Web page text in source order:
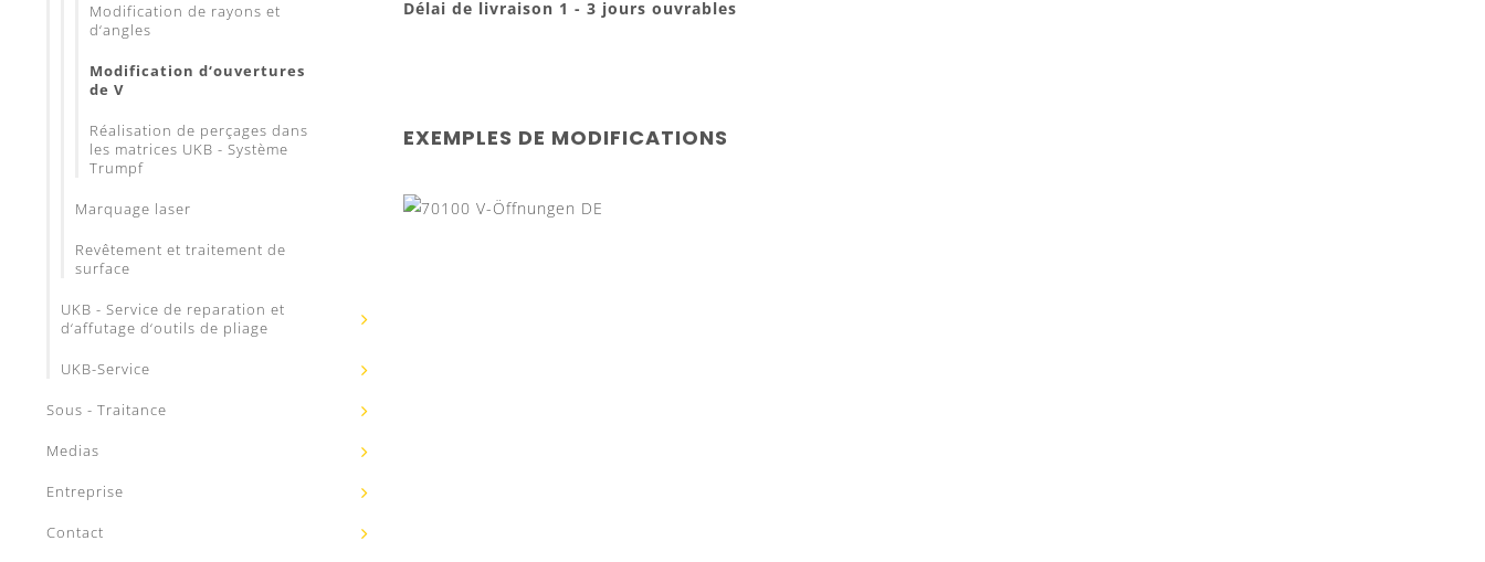
Modification de rayons et
d‘angles
Modification d‘ouvertures
de V
Réalisation de perçages dans
les matrices UKB - Système
Trumpf
Marquage laser
Revêtement et traitement de
surface
UKB - Service de reparation et
d‘affutage d‘outils de pliage
UKB-Service
Sous - Traitance
Medias
Entreprise
Contact
Délai de livraison 1 - 3 jours ouvrables
EXEMPLES DE MODIFICATIONS